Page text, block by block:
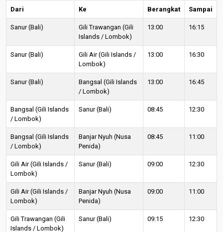
Dari Ke Berangkat Sampai
Sanur (Bali)
Gili Trawangan (Gili
Islands / Lombok)
13:00 16:15
Sanur (Bali)
Gili Air (Gili Islands /
Lombok)
13:00 16:30
Sanur (Bali)
Bangsal (Gili Islands
/ Lombok)
13:00 16:45
Bangsal (Gili Islands
/ Lombok)
Sanur (Bali) 08:45 12:30
Bangsal (Gili Islands
/ Lombok)
Banjar Nyuh (Nusa
Penida)
08:45 11:00
Gili Air (Gili Islands /
Lombok)
Sanur (Bali) 09:00 12:30
Gili Air (Gili Islands /
Lombok)
Banjar Nyuh (Nusa
Penida)
09:00 11:00
Gili Trawangan (Gili
Islands / Lombok)
Sanur (Bali) 09:15 12:30